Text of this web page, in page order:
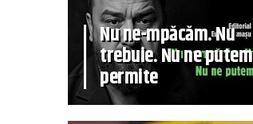
Nu ne-mpăcăm. Nu
trebuie. Nu ne putem
permite